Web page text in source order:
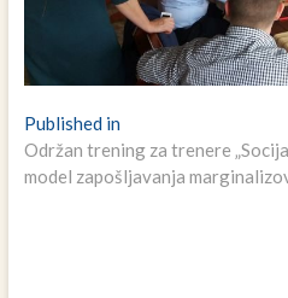
Navigacija
članaka
Published in
Održan trening za trenere
model zapošljavanja